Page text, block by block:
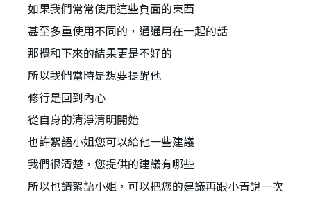
如果我們常常使用這些負面的東西
甚至多重使用不同的，通通用在一起的話
那攪和下來的結果更是不好的
所以我們當時是想要提醒他
修行是回到內心
從自身的清淨清明開始
也許絮語小姐您可以給他一些建議
我們很清楚，您提供的建議有哪些
所以也請絮語小姐，可以把您的建議再跟小青說一次